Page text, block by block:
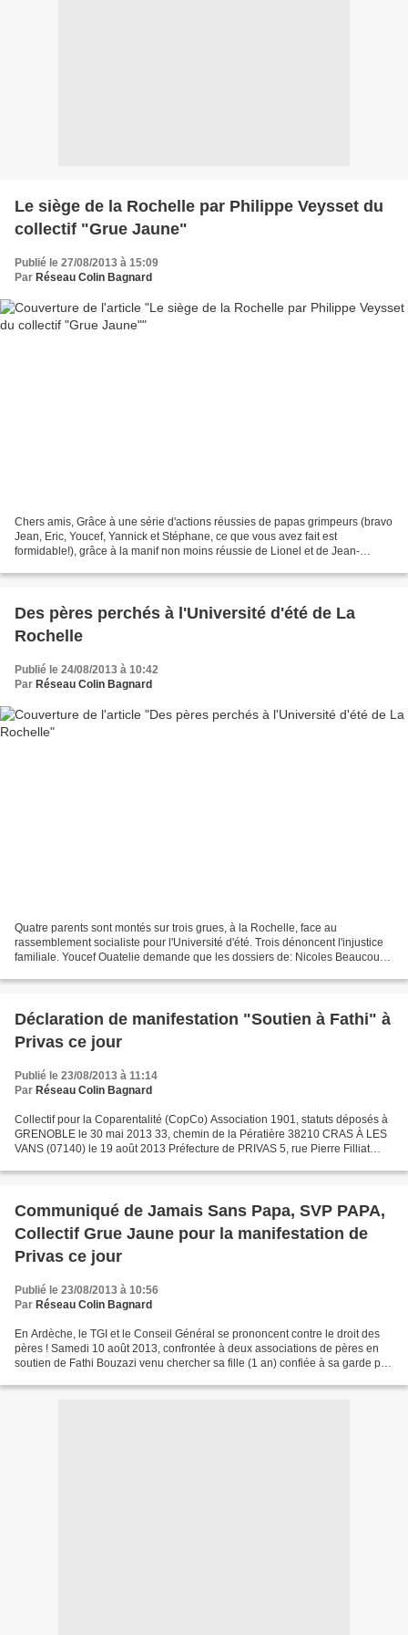
Le siège de la Rochelle par Philippe Veysset du
collectif "Grue Jaune"
Publié le 27/08/2013 à 15:09
Par Réseau Colin Bagnard
Chers amis, Grâce à une série d'actions réussies de papas grimpeurs (bravo
Jean, Eric, Youcef, Yannick et Stéphane, ce que vous avez fait est
formidable!), grâce à la manif non moins réussie de Lionel et de Jean-
Des pères perchés à l'Université d'été de La
Rochelle
Publié le 24/08/2013 à 10:42
Par Réseau Colin Bagnard
Quatre parents sont montés sur trois grues, à la Rochelle, face au
rassemblement socialiste pour l'Université d'été. Trois dénoncent l'injustice
familiale. Youcef Ouatelie demande que les dossiers de: Nicoles Beaucourt,
Déclaration de manifestation "Soutien à Fathi" à
Privas ce jour
Publié le 23/08/2013 à 11:14
Par Réseau Colin Bagnard
Collectif pour la Coparentalité (CopCo) Association 1901, statuts déposés à
GRENOBLE le 30 mai 2013 33, chemin de la Pératière 38210 CRAS À LES
VANS (07140) le 19 août 2013 Préfecture de PRIVAS 5, rue Pierre Filliat
Communiqué de Jamais Sans Papa, SVP PAPA,
Collectif Grue Jaune pour la manifestation de
Privas ce jour
Publié le 23/08/2013 à 10:56
Par Réseau Colin Bagnard
En Ardèche, le TGI et le Conseil Général se prononcent contre le droit des
pères ! Samedi 10 août 2013, confrontée à deux associations de pères en
soutien de Fathi Bouzazi venu chercher sa fille (1 an) confiée à sa garde par